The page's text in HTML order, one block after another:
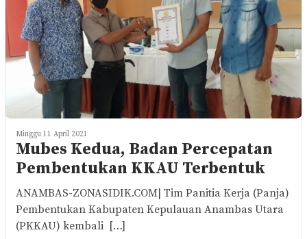
Minggu 11 April 2021
Mubes Kedua, Badan Percepatan
Pembentukan KKAU Terbentuk
ANAMBAS-ZONASIDIK.COM| Tim Panitia Kerja (Panja)
Pembentukan Kabupaten Kepulauan Anambas Utara
(PKKAU) kembali […]